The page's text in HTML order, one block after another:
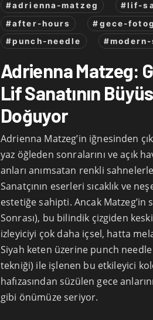
#adrienna-matzeg #lif-
#after-hours
#gece-
#punch-needle
Adrienna Matzeg:
Lif Sanatının
Doğuyor
Adrienna Matzeg’in iğnesinden
yaz öğleden sonralarını ve açık
anları anımsatan renkli sahnelerle
Sanatçının eserleri sıcaklık ve
estetiğe sahipti. Ancak Matzeg’in
Sonrası), bu bilindik çizgiden
izleyiciyi çok daha içsel, hatta
Siyah keten üzerine punch
tekniği) ile işlenen bu etkileyici
hafızasından süzülen gece
gibi önümüze seriyor.